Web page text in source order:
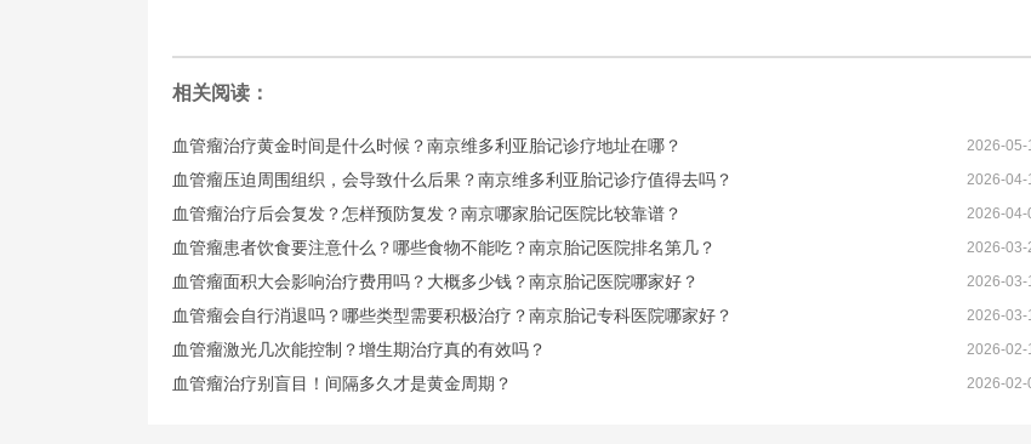
相关阅读：
血管瘤治疗黄金时间是什么时候？南京维多利亚胎记诊疗地址在哪？ 2026-05-
血管瘤压迫周围组织，会导致什么后果？南京维多利亚胎记诊疗值得去吗？ 2026-04-
血管瘤治疗后会复发？怎样预防复发？南京哪家胎记医院比较靠谱？ 2026-04-
血管瘤患者饮食要注意什么？哪些食物不能吃？南京胎记医院排名第几？ 2026-03-
血管瘤面积大会影响治疗费用吗？大概多少钱？南京胎记医院哪家好？ 2026-03-
血管瘤会自行消退吗？哪些类型需要积极治疗？南京胎记专科医院哪家好？ 2026-03-
血管瘤激光几次能控制？增生期治疗真的有效吗？ 2026-02-
血管瘤治疗别盲目！间隔多久才是黄金周期？ 2026-02-